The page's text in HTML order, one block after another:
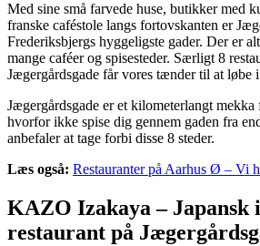
Med sine små farvede huse, butikker med
franske caféstole langs fortovskanten er
Frederiksbjergs hyggeligste gader. Der er
mange caféer og spisesteder. Særligt 8
Jægergårdsgade får vores tænder til at løbe
Jægergårdsgade er et kilometerlangt mekka
hvorfor ikke spise dig gennem gaden fra
anbefaler at tage forbi disse 8 steder.
Læs også: Restauranter på Aarhus Ø – Vi
KAZO Izakaya – Japansk
restaurant på